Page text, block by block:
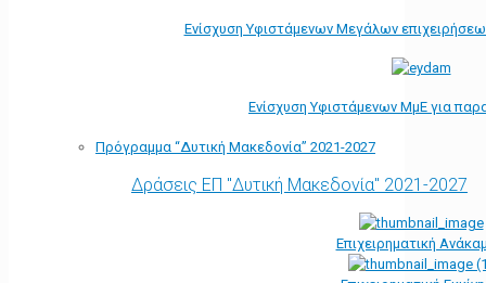
Ενίσχυση Υφιστάμενων Μεγάλων
Ενίσχυση Υφιστάμενων ΜμΕ για
Πρόγραμμα “Δυτική Μακεδονία” 2021-2027
Δράσεις ΕΠ "Δυτική Μακεδονία" 2021-2027
Επιχειρηματική